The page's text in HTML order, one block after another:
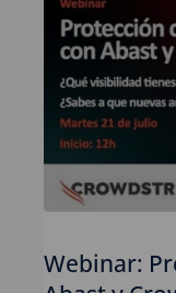
Webinar: